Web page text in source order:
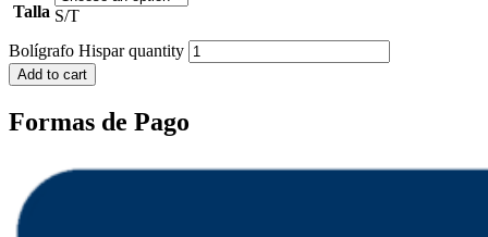
Talla S/T
Bolígrafo Hispar quantity
Add to cart
Formas de Pago